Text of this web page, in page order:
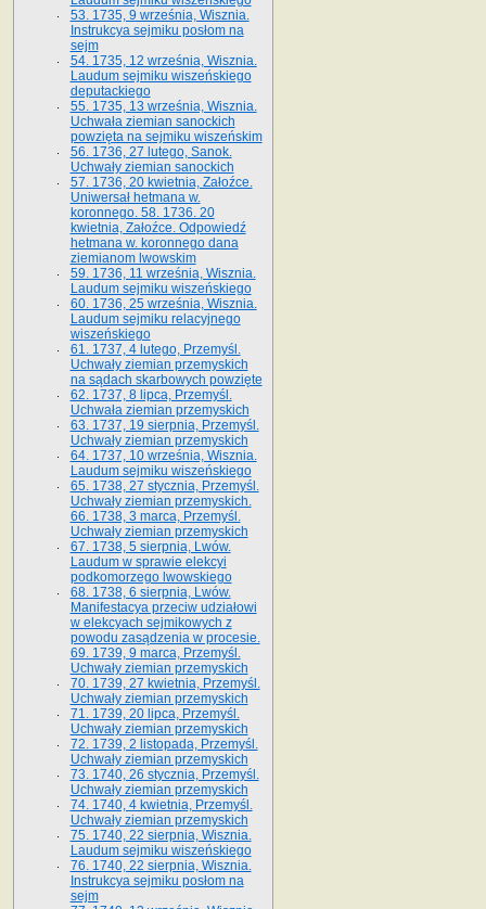
53. 1735, 9 września, Wisznia.
Instrukcya sejmiku posłom na
sejm
54. 1735, 12 września, Wisznia.
Laudum sejmiku wiszeńskiego
deputackiego
55. 1735, 13 września, Wisznia.
Uchwała ziemian sanockich
powzięta na sejmiku wiszeńskim
56. 1736, 27 lutego, Sanok.
Uchwały ziemian sanockich
57. 1736, 20 kwietnia, Załoźce.
Uniwersał hetmana w.
koronnego. 58. 1736. 20
kwietnia, Załoźce. Odpowiedź
hetmana w. koronnego dana
ziemianom lwowskim
59. 1736, 11 września, Wisznia.
Laudum sejmiku wiszeńskiego
60. 1736, 25 września, Wisznia.
Laudum sejmiku relacyjnego
wiszeńskiego
61. 1737, 4 lutego, Przemyśl.
Uchwały ziemian przemyskich
na sądach skarbowych powzięte
62. 1737, 8 lipca, Przemyśl.
Uchwała ziemian przemyskich
63. 1737, 19 sierpnia, Przemyśl.
Uchwały ziemian przemyskich
64. 1737, 10 września, Wisznia.
Laudum sejmiku wiszeńskiego
65. 1738, 27 stycznia, Przemyśl.
Uchwały ziemian przemyskich­­.
66. 1738, 3 marca, Przemyśl.
Uchwały ziemian przemyskich­
67. 1738, 5 sierpnia, Lwów.
Laudum w sprawie elekcyi
podkomorzego lwowskiego
68. 1738, 6 sierpnia, Lwów.
Manifestacya przeciw udziałowi
w elekcyach sejmikowych z
powodu zasądzenia w procesie.
69. 1739, 9 marca, Przemyśl.
Uchwały ziemian przemyskich
70. 1739, 27 kwietnia, Przemyśl.
Uchwały ziemian przemyskich
71. 1739, 20 lipca, Przemyśl.
Uchwały ziemian przemyskich
72. 1739, 2 listopada, Przemyśl.
Uchwały ziemian przemyskich
73. 1740, 26 stycznia, Przemyśl.
Uchwały ziemian przemyskich
74. 1740, 4 kwietnia, Przemyśl.
Uchwały ziemian przemyskich
75. 1740, 22 sierpnia, Wisznia.
Laudum sejmiku wiszeńskiego
76. 1740, 22 sierpnia, Wisznia.
Instrukcya sejmiku posłom na
sejm